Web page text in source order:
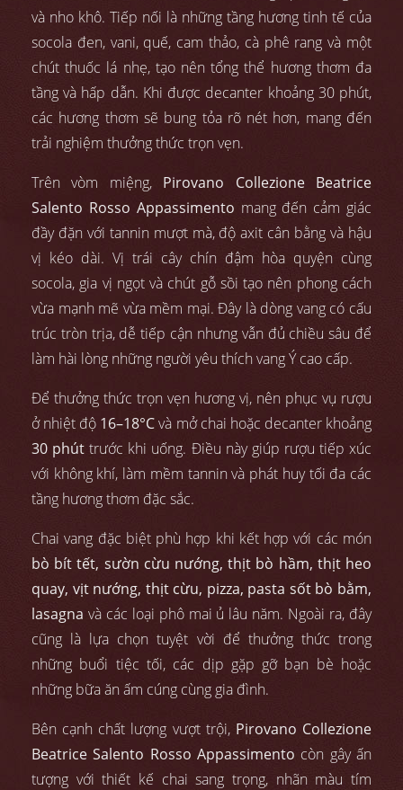
và nho khô. Tiếp nối là những tầng hương tinh tế của
socola đen, vani, quế, cam thảo, cà phê rang và một
chút thuốc lá nhẹ, tạo nên tổng thể hương thơm đa
tầng và hấp dẫn. Khi được decanter khoảng 30 phút,
các hương thơm sẽ bung tỏa rõ nét hơn, mang đến
trải nghiệm thưởng thức trọn vẹn.
Trên vòm miệng, Pirovano Collezione Beatrice
Salento Rosso Appassimento mang đến cảm giác
đầy đặn với tannin mượt mà, độ axit cân bằng và hậu
vị kéo dài. Vị trái cây chín đậm hòa quyện cùng
socola, gia vị ngọt và chút gỗ sồi tạo nên phong cách
vừa mạnh mẽ vừa mềm mại. Đây là dòng vang có cấu
trúc tròn trịa, dễ tiếp cận nhưng vẫn đủ chiều sâu để
làm hài lòng những người yêu thích vang Ý cao cấp.
Để thưởng thức trọn vẹn hương vị, nên phục vụ rượu
ở nhiệt độ 16–18°Cvà mở chai hoặc decanter khoảng
30 phút trước khi uống. Điều này giúp rượu tiếp xúc
với không khí, làm mềm tannin và phát huy tối đa các
tầng hương thơm đặc sắc.
Chai vang đặc biệt phù hợp khi kết hợp với các món
bò bít tết, sườn cừu nướng, thịt bò hầm, thịt heo
quay, vịt nướng, thịt cừu, pizza, pasta sốt bò bằm,
lasagna và các loại phô mai ủ lâu năm. Ngoài ra, đây
cũng là lựa chọn tuyệt vời để thưởng thức trong
những buổi tiệc tối, các dịp gặp gỡ bạn bè hoặc
những bữa ăn ấm cúng cùng gia đình.
Bên cạnh chất lượng vượt trội, Pirovano Collezione
Beatrice Salento Rosso Appassimento còn gây ấn
tượng với thiết kế chai sang trọng, nhãn màu tím